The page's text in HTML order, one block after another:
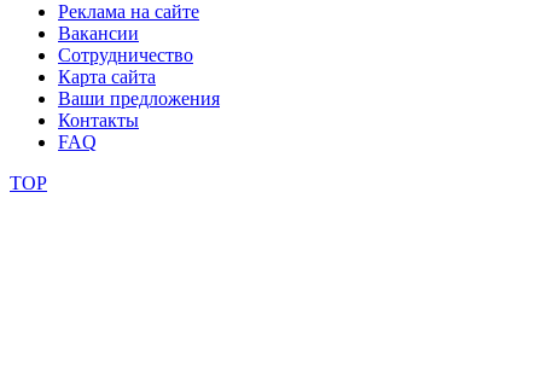
Реклама на сайте
Вакансии
Сотрудничество
Карта сайта
Ваши предложения
Контакты
FAQ
TOP